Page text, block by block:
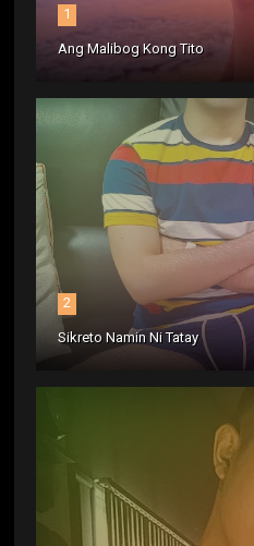
1
Ang Malibog Kong Tito
2
Sikreto Namin Ni Tatay